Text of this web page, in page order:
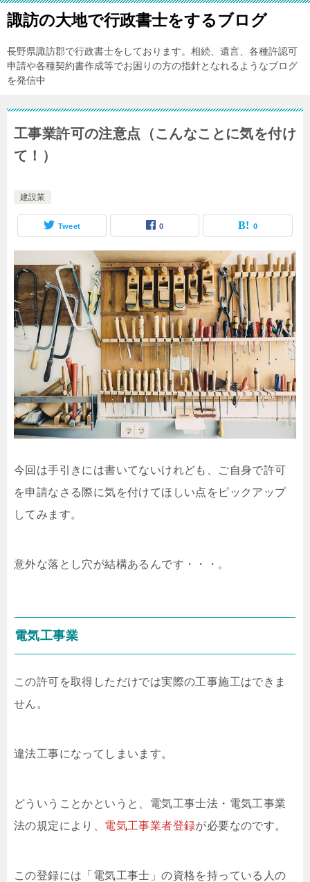
諏訪の大地で行政書士をするブログ
長野県諏訪郡で行政書士をしております。相続、遺言、各種許認可
申請や各種契約書作成等でお困りの方の指針となれるようなブログ
を発信中
工事業許可の注意点（こんなことに気を付け
て！）
建設業
Tweet 0 0
今回は手引きには書いてないけれども、ご自身で許可
を申請なさる際に気を付けてほしい点をピックアップ
してみます。
意外な落とし穴が結構あるんです・・・。
電気工事業
この許可を取得しただけでは実際の工事施工はできま
せん。
違法工事になってしまいます。
どういうことかというと、電気工事士法・電気工事業
法の規定により、 電気工事業者登録が必要なのです。
この登録には「電気工事士」の資格を持っている人の